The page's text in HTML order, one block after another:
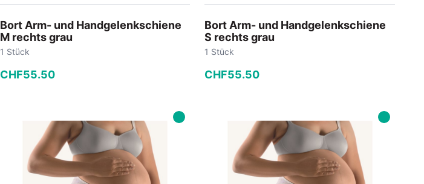
Bort Arm- und Handgelenkschiene
M rechts grau
1 Stück
CHF55.50
In den Warenkorb
Bort Arm- und Handgelenkschiene
S rechts grau
1 Stück
CHF55.50
In den Warenkorb